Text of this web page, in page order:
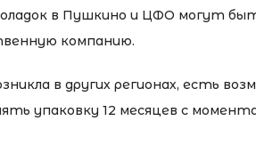
в Пушкино и ЦФО могут
компанию.
в других регионах, есть
упаковку 12 месяцев с